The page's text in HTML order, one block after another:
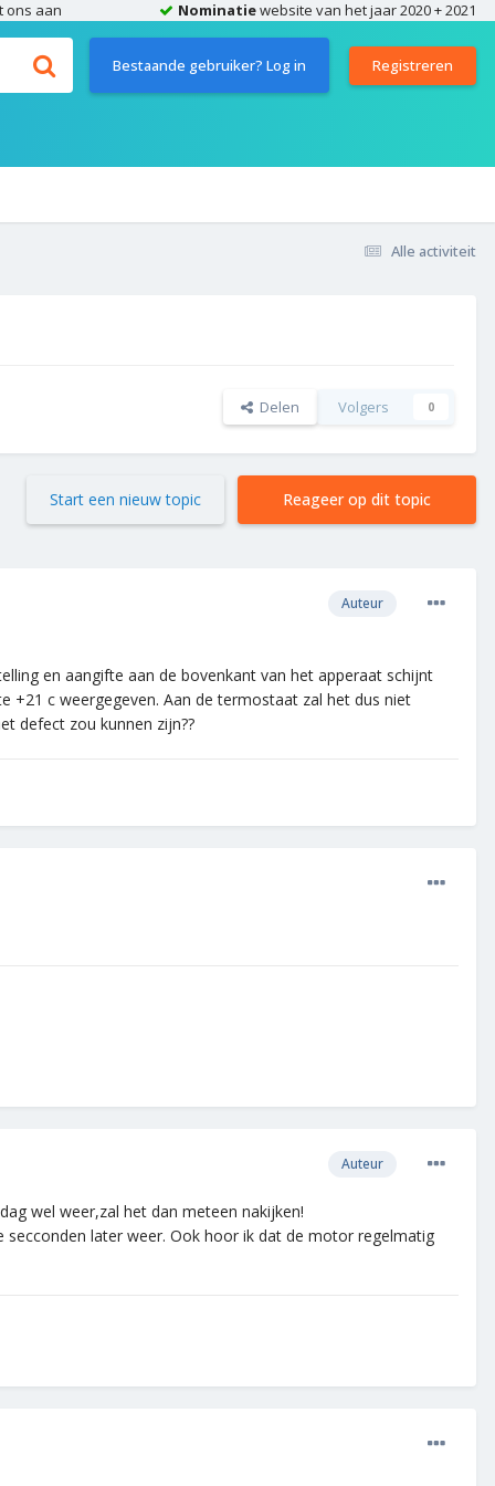
ons aan Nominatiewebsite van het jaar 2020 + 2021
Bestaande gebruiker? Log in Registreren
Alle activiteit
Delen Volgers 0
Reageer op dit topic
Start een nieuw topic
Auteur
en aangifte aan de bovenkant van het apperaat schijnt
c weergegeven. Aan de termostaat zal het dus niet
defect zou kunnen zijn??
Auteur
wel weer,zal het dan meteen nakijken!
later weer. Ook hoor ik dat de motor regelmatig